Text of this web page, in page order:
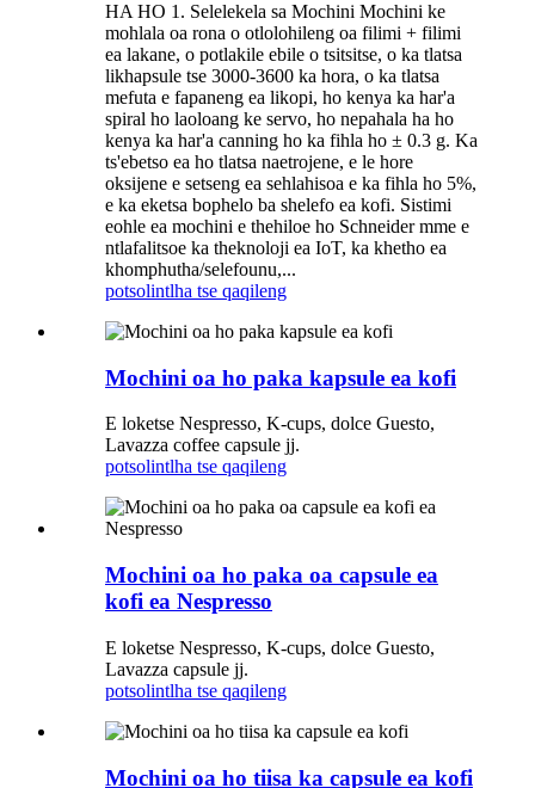
HA HO 1. Selelekela sa Mochini Mochini ke
mohlala oa rona o otlolohileng oa filimi + filimi
ea lakane, o potlakile ebile o tsitsitse, o ka tlatsa
likhapsule tse 3000-3600 ka hora, o ka tlatsa
mefuta e fapaneng ea likopi, ho kenya ka har'a
spiral ho laoloang ke servo, ho nepahala ha ho
kenya ka har'a canning ho ka fihla ho ± 0.3 g. Ka
ts'ebetso ea ho tlatsa naetrojene, e le hore
oksijene e setseng ea sehlahisoa e ka fihla ho 5%,
e ka eketsa bophelo ba shelefo ea kofi. Sistimi
eohle ea mochini e thehiloe ho Schneider mme e
ntlafalitsoe ka theknoloji ea IoT, ka khetho ea
khomphutha/selefounu,...
potsolintlha tse qaqileng
Mochini oa ho paka kapsule ea kofi
E loketse Nespresso, K-cups, dolce Guesto,
Lavazza coffee capsule jj.
potsolintlha tse qaqileng
Mochini oa ho paka oa capsule ea
kofi ea Nespresso
E loketse Nespresso, K-cups, dolce Guesto,
Lavazza capsule jj.
potsolintlha tse qaqileng
Mochini oa ho tiisa ka capsule ea kofi